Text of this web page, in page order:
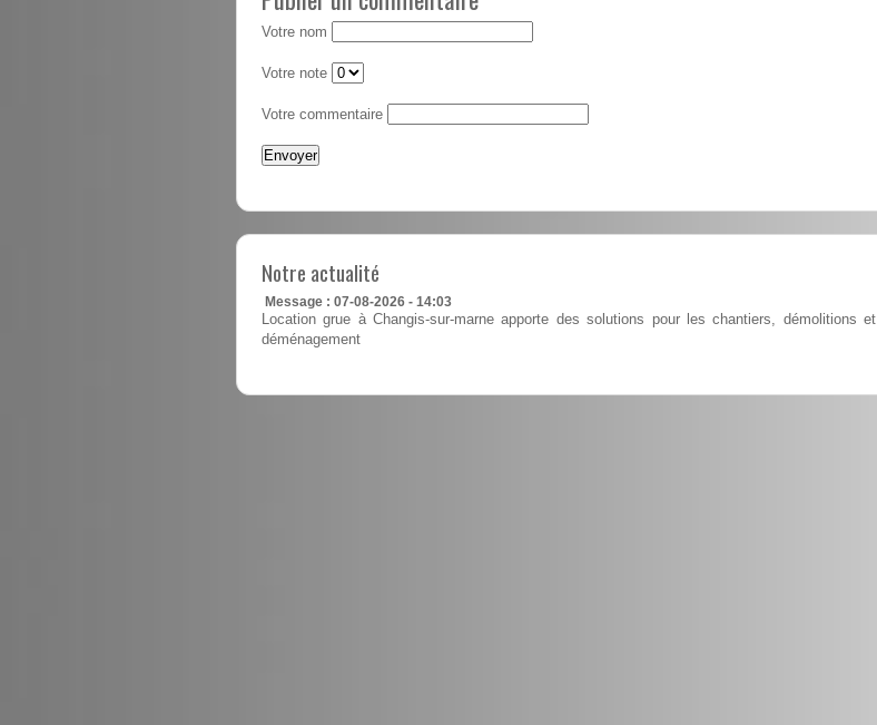
Votre nom
Votre note
Votre commentaire
Notre actualité
Message : 07-08-2026 - 14:03
Location grue à Changis-sur-marne apporte des solutions pour les chantiers, démolitions et
déménagement